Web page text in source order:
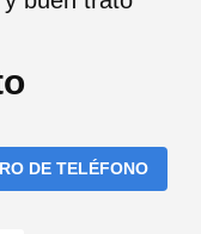
DE TELÉFONO